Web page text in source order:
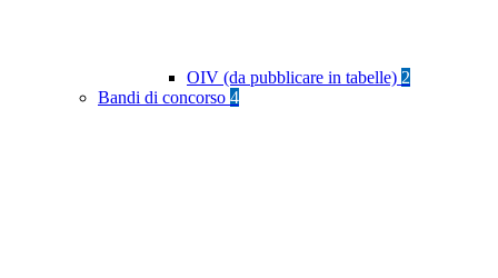
OIV (da pubblicare in tabelle) 2
Bandi di concorso 4